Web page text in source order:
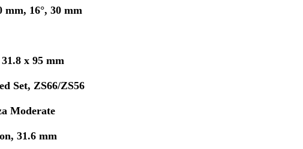
16°, 30 mm
x 95 mm
Set, ZS66/ZS56
Moderate
31.6 mm